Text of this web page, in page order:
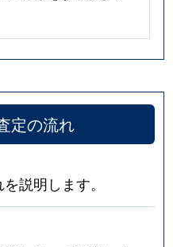
定の流れ
説明します。